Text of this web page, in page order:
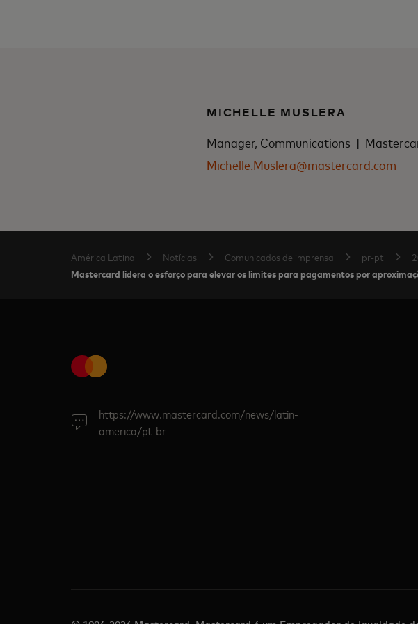
MICHELLE MUSLERA
Manager, Communications |
Michelle.Muslera@mastercard.com
América Latina Notícias Comunicados de imprensa pr-pt
Mastercard lidera o esforço para elevar os limites para pagamentos por
https://www.mastercard.com/news/latin-
america/pt-br